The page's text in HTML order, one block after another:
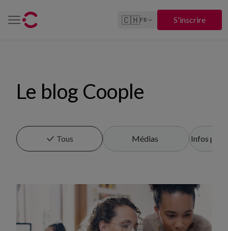
🇨🇭FR S'inscrire
Le blog Coople
Tous Médias Infos